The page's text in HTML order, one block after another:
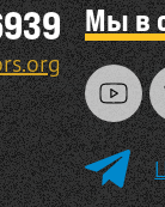
Мы в